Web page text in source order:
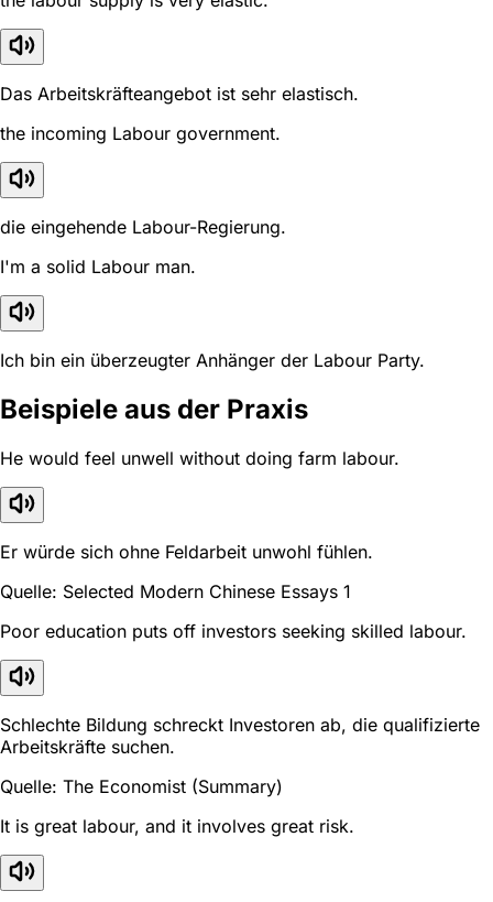
Das Arbeitskräfteangebot ist sehr elastisch.
the incoming Labour government.
die eingehende Labour-Regierung.
I'm a solid Labour man.
Ich bin ein überzeugter Anhänger der Labour Party.
Beispiele aus der Praxis
He would feel unwell without doing farm labour.
Er würde sich ohne Feldarbeit unwohl fühlen.
Quelle: Selected Modern Chinese Essays 1
Poor education puts off investors seeking skilled labour.
Schlechte Bildung schreckt Investoren ab, die qualifizierte
Arbeitskräfte suchen.
Quelle: The Economist (Summary)
It is great labour, and it involves great risk.